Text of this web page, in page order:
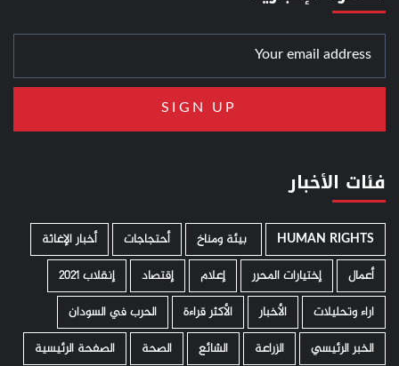
فئات الأخبار
HUMAN RIGHTS ­ بيئة ومناخ أحتجاجات
أخبار الإغاثة
أعمال
إختيارات المحرر إعلام إقتصاد
إنقلاب 2021
اراء وتحليلات
الأخبار الأكثر قراءة
الحرب في السودان
الخبر الرئيسي
الزراعة الشائع الصحة
الصفحة الرئيسية